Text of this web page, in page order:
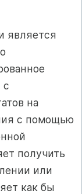
является
с
на
с помощью
получить
или
как бы